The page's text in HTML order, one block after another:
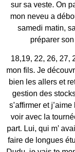
sur sa veste. On
mon neveu a
samedi matin,
préparer
18,19, 22, 26, 27,
mon fils. Je
bien les allers et
gestion des
s’affirmer et
voir avec la
part. Lui, qui m’
faire de longues